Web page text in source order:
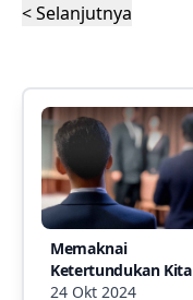
< Selanjutnya
Memaknai
Ketertundukan Kita
24 Okt 2024